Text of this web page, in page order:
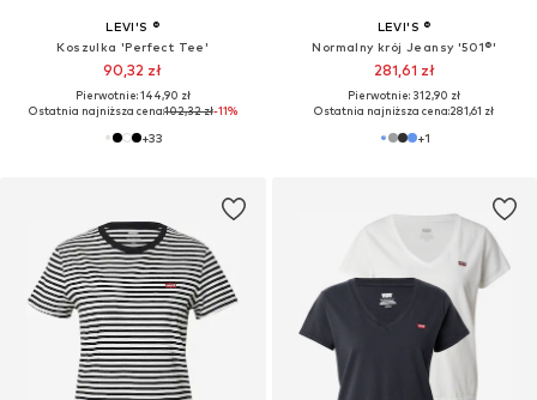
LEVI'S ®
Koszulka 'Perfect Tee'
90,32 zł
Pierwotnie: 144,90 zł
Ostatnia najniższa cena:102,32 zł-11%
+33
LEVI'S ®
Normalny krój Jeansy '501®'
281,61 zł
Pierwotnie: 312,90 zł
Ostatnia najniższa cena:281,61 zł
+1